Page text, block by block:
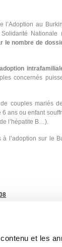
et les
l’Adoption au
Nationale
nombre de
concernés
couples mariés
ans ou enfant
l’hépatite B…).
à l’adoption sur le
son quota de